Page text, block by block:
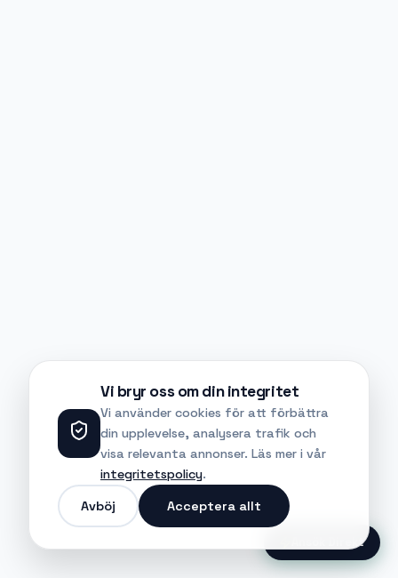
Ansök Direkt
Vi bryr oss om din integritet
Vi använder cookies för att förbättra
din upplevelse, analysera trafik och
visa relevanta annonser. Läs mer i vår
integritetspolicy.
Avböj
Acceptera allt